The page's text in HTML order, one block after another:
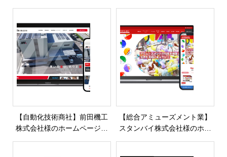
イトを制作・公開しました
ホームページを制作・公開し
【自動化技術商社】前田機工
株式会社様のホームページを
制作・公開しました
【総合アミューズメント業】
スタンバイ株式会社様のホー
ムページを制作・公開しまし